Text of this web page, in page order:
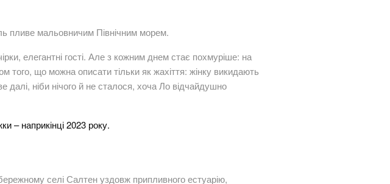
пливе мальовничим Північним морем.
елегантні гості. Але з кожним днем стає похмуріше: на
того, що можна описати тільки як жахіття: жінку викидають
ніби нічого й не сталося, хоча Ло відчайдушно
– наприкінці 2023 року.
селі Салтен уздовж припливного естуарію,